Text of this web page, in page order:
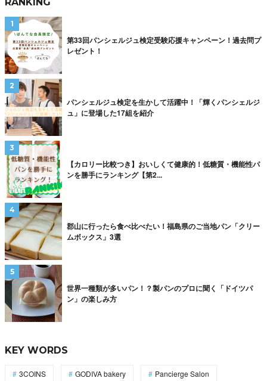
第33回パンシェルジュ検定受験応援キャンペーン！過去問プ
レゼント！
パンシェルジュ検定を生かして活躍中！「輝くパンシェルジ
ュ」に登場した17組を紹介
【カロリー比較つき】おいしくて健康的！低糖質・機能性パ
ンを勝手にランキング【第2...
郡山に行ったら食べ比べたい！福島県のご当地パン「クリー
ムボックス」3選
世界一種類が多いパン！？製パンのプロに聞く「ドイツパ
ン」の楽しみ方
KEY WORDS
3COINS GODIVA bakery Pancierge Salon